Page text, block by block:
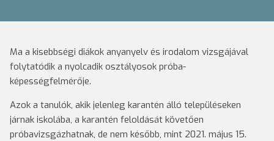
Ma a kisebbségi diákok anyanyelv és irodalom vizsgájával
folytatódik a nyolcadik osztályosok próba-
képességfelmérője.
Azok a tanulók, akik jelenleg karantén álló településeken
járnak iskolába, a karantén feloldását követően
próbavizsgázhatnak, de nem később, mint 2021. május 15.